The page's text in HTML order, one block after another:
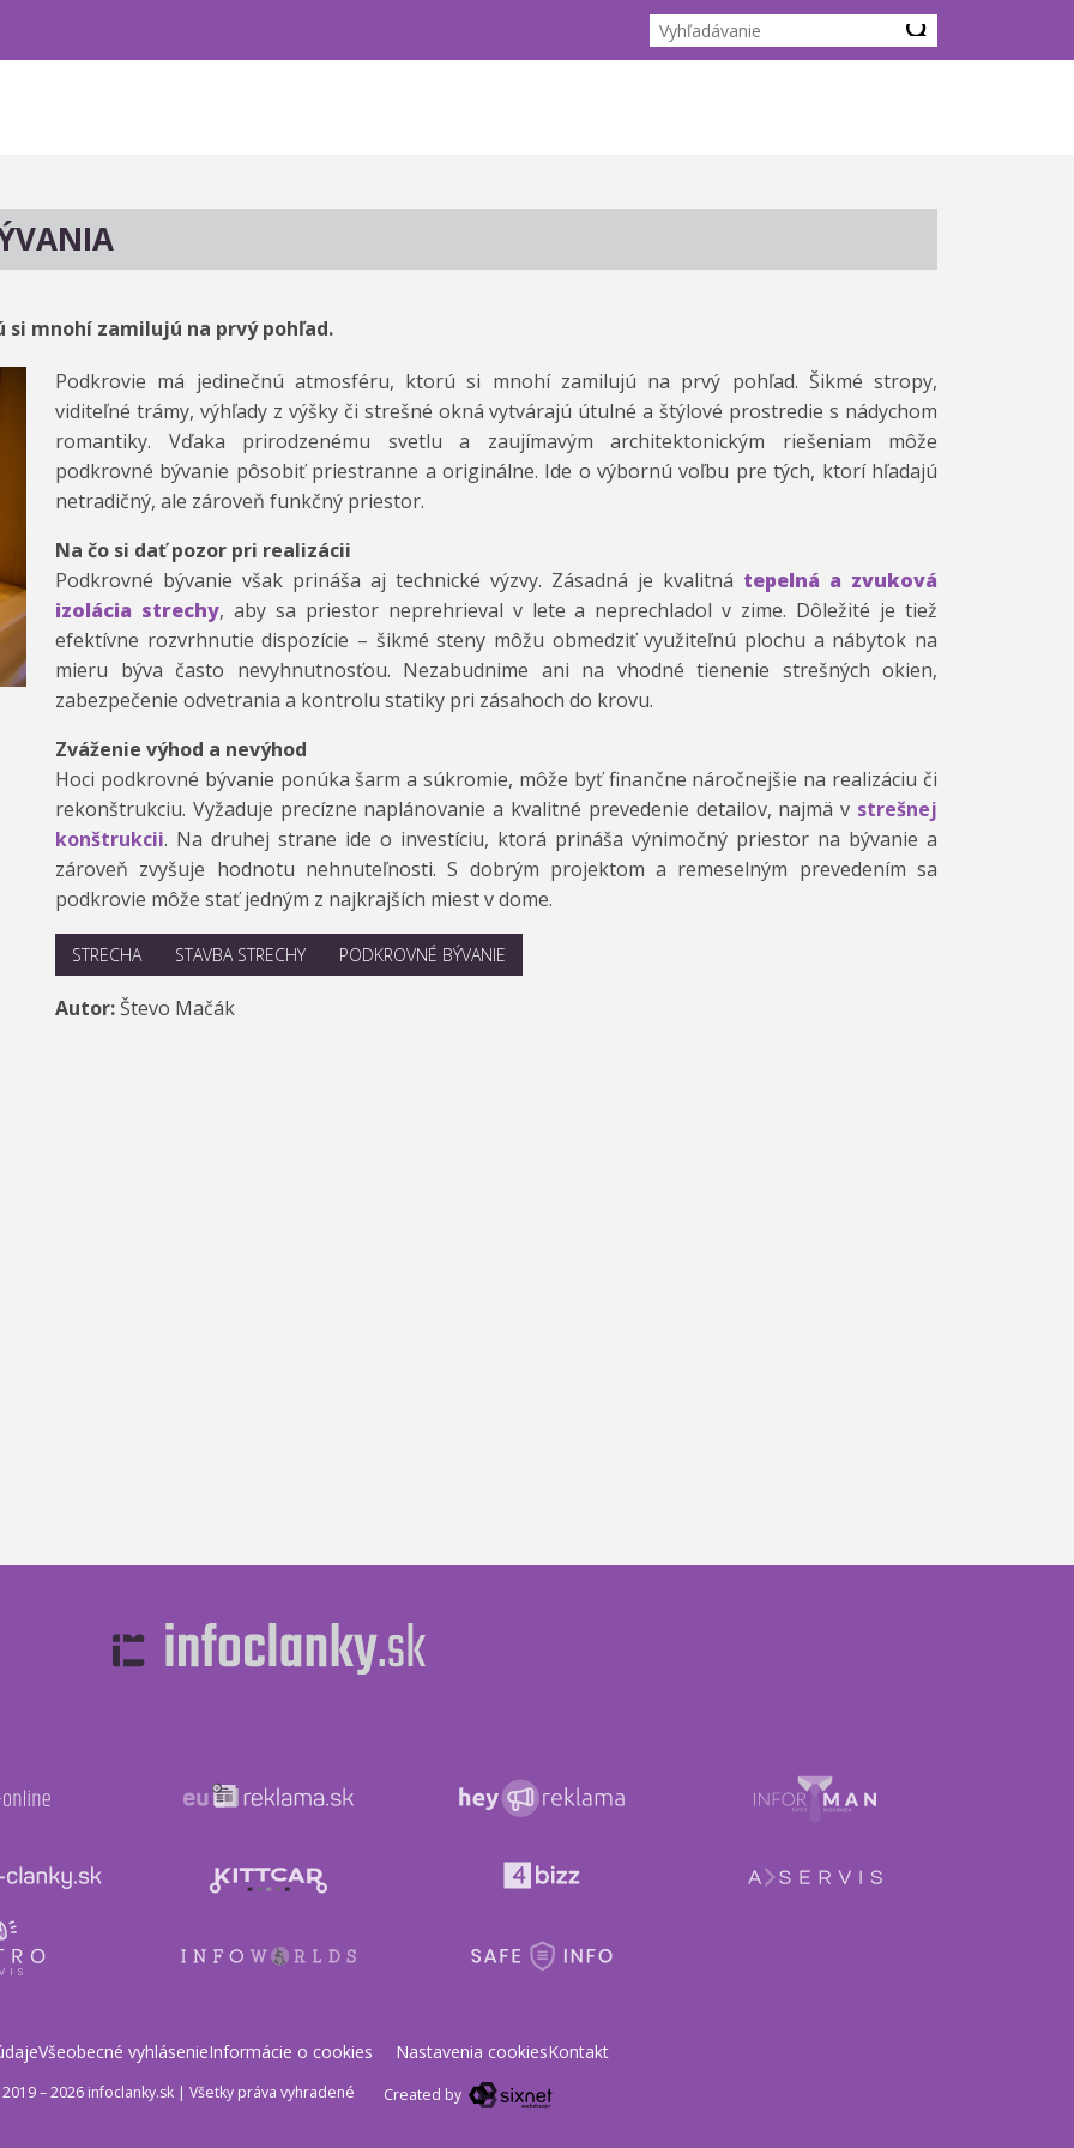
mnohí zamilujú na prvý pohľad.
Podkrovie má jedinečnú atmosféru, ktorú si mnohí zamilujú na prvý pohľad. Šikmé stropy,
viditeľné trámy, výhľady z výšky či strešné okná vytvárajú útulné a štýlové prostredie s nádychom
romantiky. Vďaka prirodzenému svetlu a zaujímavým architektonickým riešeniam môže
podkrovné bývanie pôsobiť priestranne a originálne. Ide o výbornú voľbu pre tých, ktorí hľadajú
netradičný, ale zároveň funkčný priestor.
Na čo si dať pozor pri realizácii
Podkrovné bývanie však prináša aj technické výzvy. Zásadná je kvalitná tepelná a zvuková
izolácia strechy, aby sa priestor neprehrieval v lete a neprechladol v zime. Dôležité je tiež
efektívne rozvrhnutie dispozície – šikmé steny môžu obmedziť využiteľnú plochu a nábytok na
mieru býva často nevyhnutnosťou. Nezabudnime ani na vhodné tienenie strešných okien,
zabezpečenie odvetrania a kontrolu statiky pri zásahoch do krovu.
Zváženie výhod a nevýhod
Hoci podkrovné bývanie ponúka šarm a súkromie, môže byť finančne náročnejšie na realizáciu či
rekonštrukciu. Vyžaduje precízne naplánovanie a kvalitné prevedenie detailov, najmä v strešnej
konštrukcii. Na druhej strane ide o investíciu, ktorá prináša výnimočný priestor na bývanie a
zároveň zvyšuje hodnotu nehnuteľnosti. S dobrým projektom a remeselným prevedením sa
podkrovie môže stať jedným z najkrajších miest v dome.
STRECHA STAVBA STRECHY PODKROVNÉ BÝVANIE
Autor: Števo Mačák
Všeobecné vyhlásenieInformácie o cookies Nastavenia cookiesKontakt
– 2026 infoclanky.sk| Všetky práva vyhradené Created by